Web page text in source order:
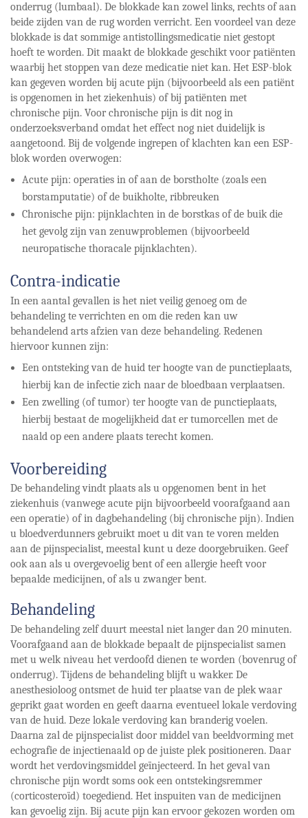
onderrug (lumbaal). De blokkade kan zowel links, rechts of aan
beide zijden van de rug worden verricht. Een voordeel van deze
blokkade is dat sommige antistollingsmedicatie niet gestopt
hoeft te worden. Dit maakt de blokkade geschikt voor patiënten
waarbij het stoppen van deze medicatie niet kan. Het ESP-blok
kan gegeven worden bij acute pijn (bijvoorbeeld als een patiënt
is opgenomen in het ziekenhuis) of bij patiënten met
chronische pijn. Voor chronische pijn is dit nog in
onderzoeksverband omdat het effect nog niet duidelijk is
aangetoond. Bij de volgende ingrepen of klachten kan een ESP-
blok worden overwogen:
Acute pijn: operaties in of aan de borstholte (zoals een
borstamputatie) of de buikholte, ribbreuken
Chronische pijn: pijnklachten in de borstkas of de buik die
het gevolg zijn van zenuwproblemen (bijvoorbeeld
neuropatische thoracale pijnklachten).
Contra-indicatie
In een aantal gevallen is het niet veilig genoeg om de
behandeling te verrichten en om die reden kan uw
behandelend arts afzien van deze behandeling. Redenen
hiervoor kunnen zijn:
Een ontsteking van de huid ter hoogte van de punctieplaats,
hierbij kan de infectie zich naar de bloedbaan verplaatsen.
Een zwelling (of tumor) ter hoogte van de punctieplaats,
hierbij bestaat de mogelijkheid dat er tumorcellen met de
naald op een andere plaats terecht komen.
Voorbereiding
De behandeling vindt plaats als u opgenomen bent in het
ziekenhuis (vanwege acute pijn bijvoorbeeld voorafgaand aan
een operatie) of in dagbehandeling (bij chronische pijn). Indien
u bloedverdunners gebruikt moet u dit van te voren melden
aan de pijnspecialist, meestal kunt u deze doorgebruiken. Geef
ook aan als u overgevoelig bent of een allergie heeft voor
bepaalde medicijnen, of als u zwanger bent.
Behandeling
De behandeling zelf duurt meestal niet langer dan 20 minuten.
Voorafgaand aan de blokkade bepaalt de pijnspecialist samen
met u welk niveau het verdoofd dienen te worden (bovenrug of
onderrug). Tijdens de behandeling blijft u wakker. De
anesthesioloog ontsmet de huid ter plaatse van de plek waar
geprikt gaat worden en geeft daarna eventueel lokale verdoving
van de huid. Deze lokale verdoving kan branderig voelen.
Daarna zal de pijnspecialist door middel van beeldvorming met
echografie de injectienaald op de juiste plek positioneren. Daar
wordt het verdovingsmiddel geïnjecteerd. In het geval van
chronische pijn wordt soms ook een ontstekingsremmer
(corticosteroïd) toegediend. Het inspuiten van de medicijnen
kan gevoelig zijn. Bij acute pijn kan ervoor gekozen worden om